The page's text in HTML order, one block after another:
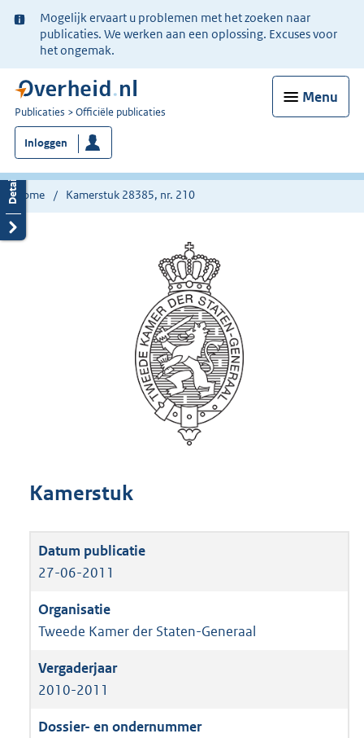
Ter
informatie:
Mogelijk ervaart u problemen met het zoeken naar
publicaties. We werken aan een oplossing. Excuses voor
het ongemak.
Menu
U
bent
nu
hier:
Publicaties Officiële publicaties
Inloggen
Home Kamerstuk 28385, nr. 210
Kamerstuk
27-06-2011
Tweede Kamer der Staten-Generaal
2010-2011